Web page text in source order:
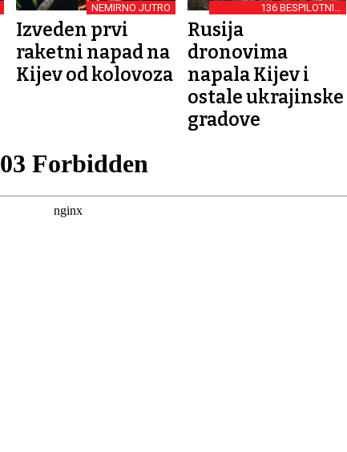
NEMIRNO JUTRO
Izveden prvi
raketni napad na
Kijev od kolovoza
136 BESPILOTNIH
LETJELICA
Rusija
dronovima
napala Kijev i
ostale ukrajinske
gradove